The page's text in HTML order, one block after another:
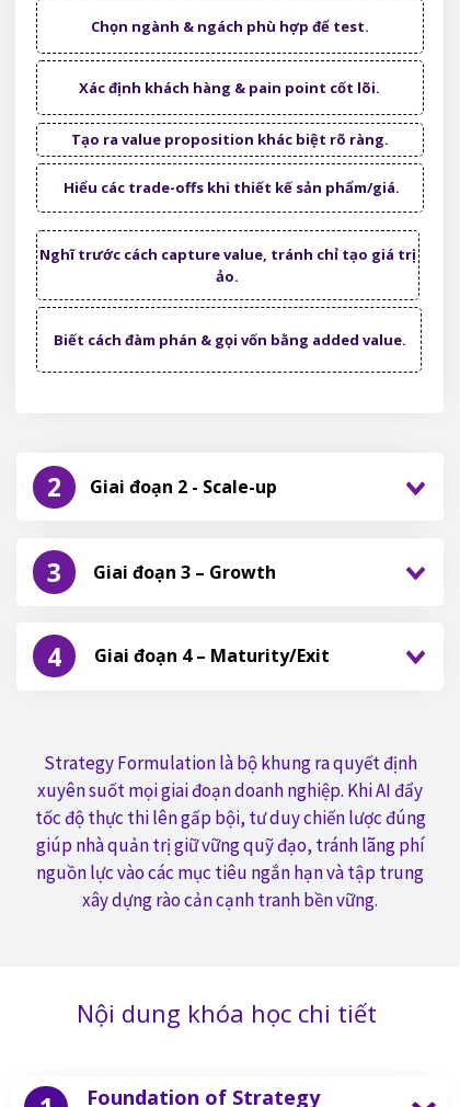
Giai đoạn 3 – Growth
3
Chọn ngành & ngách phù hợp để test.
Hiểu các trade-offs khi thiết kế sản phẩm/giá.
Xác định khách hàng & pain point cốt lõi.
Biết cách đàm phán & gọi vốn bằng added value.
Tạo ra value proposition khác biệt rõ ràng.
Nghĩ trước cách capture value, tránh chỉ tạo giá trị
ảo.
Giai đoạn 2 - Scale-up
2
Giai đoạn 4 – Maturity/Exit
4
Strategy Formulation là bộ khung ra quyết định
xuyên suốt mọi giai đoạn doanh nghiệp. Khi AI đẩy
tốc độ thực thi lên gấp bội, tư duy chiến lược đúng
giúp nhà quản trị giữ vững quỹ đạo, tránh lãng phí
nguồn lực vào các mục tiêu ngắn hạn và tập trung
xây dựng rào cản cạnh tranh bền vững.
Nội dung khóa học chi tiết
Foundation of Strategy